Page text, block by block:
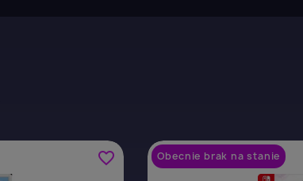
favorite_border Obecnie brak na stanie